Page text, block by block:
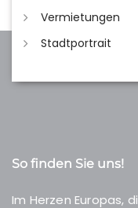
Vermietungen
Stadtportrait
So finden Sie uns!
Im Herzen Europas,